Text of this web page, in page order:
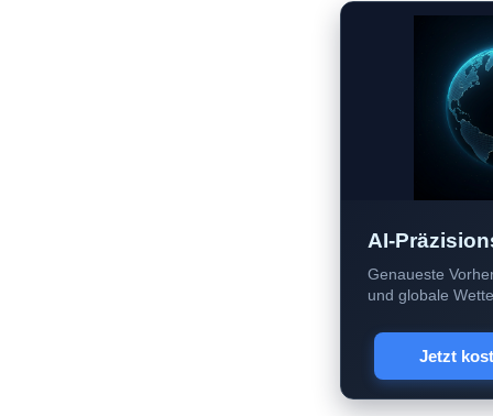
AI-
Genaueste
und globale
Jetzt